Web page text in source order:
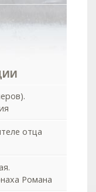
отца
Романа